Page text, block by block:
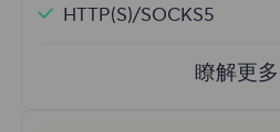
HTTP(S)/SOCKS5
瞭解更多